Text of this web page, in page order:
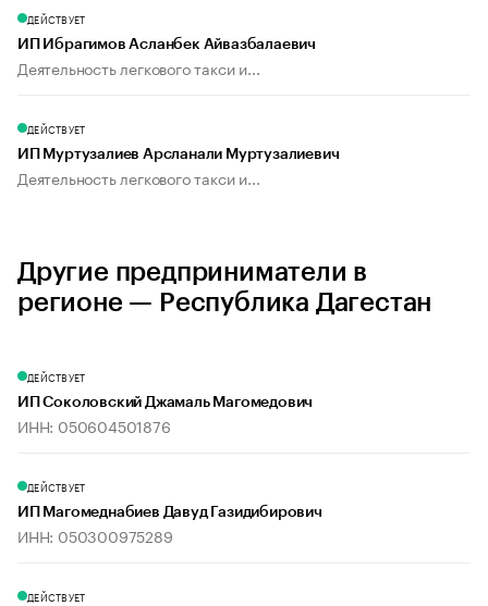
ДЕЙСТВУЕТ
ИП Ибрагимов Асланбек Айвазбалаевич
Деятельность легкового такси и...
ДЕЙСТВУЕТ
ИП Муртузалиев Арсланали Муртузалиевич
Деятельность легкового такси и...
Другие предприниматели в
регионе — Республика Дагестан
ДЕЙСТВУЕТ
ИП Соколовский Джамаль Магомедович
ИНН: 050604501876
ДЕЙСТВУЕТ
ИП Магомеднабиев Давуд Газидибирович
ИНН: 050300975289
ДЕЙСТВУЕТ